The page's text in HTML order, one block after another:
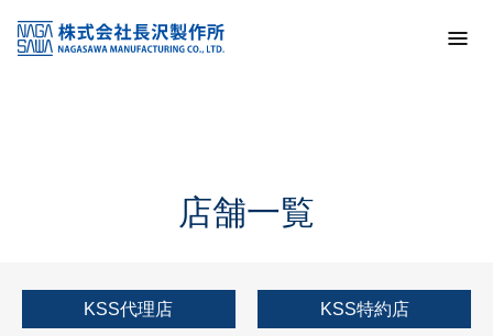
KSS加盟店・取扱店情報
店舗一覧
店舗一覧
KSS代理店 KSS特約店